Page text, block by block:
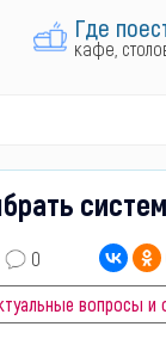
Где
кафе,
0
вопросы